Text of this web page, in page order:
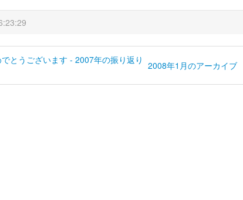
とうございます - 2007年の振り返り 2008年1月のアーカイブ